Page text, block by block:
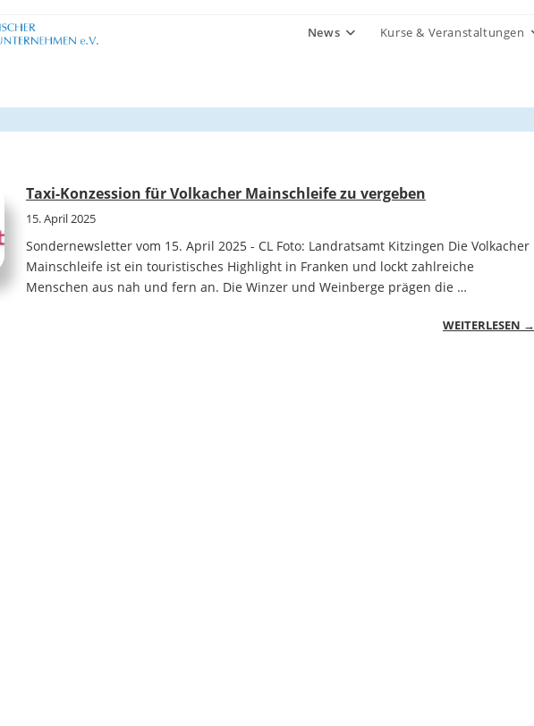
News Kurse & Veranstaltungen
Taxi-Konzession für Volkacher Mainschleife zu vergeben
15. April 2025
Sondernewsletter vom 15. April 2025 - CL Foto: Landratsamt Kitzingen Die Volkacher
Mainschleife ist ein touristisches Highlight in Franken und lockt zahlreiche
Menschen aus nah und fern an. Die Winzer und Weinberge prägen die …
WEITERLESEN →